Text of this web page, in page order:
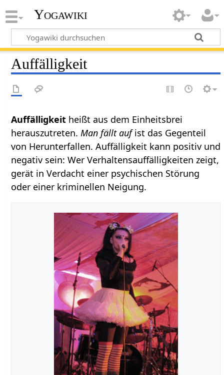
Yogawiki
Auffälligkeit
Auffälligkeit heißt aus dem Einheitsbrei
herauszutreten.Man fällt aufist das Gegenteil
von Herunterfallen. Auffälligkeit kann positiv und
negativ sein: Wer Verhaltensauffälligkeiten zeigt,
gerät in Verdacht einer psychischen Störung
oder einer kriminellen Neigung.